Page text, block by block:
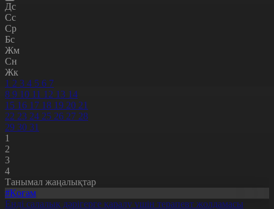
Дс
Сс
Ср
Бс
Жм
Сн
Жк
1 2 3 4 5 6 7
8 9 10 11 12 13 14
15 16 17 18 19 20 21
22 23 24 25 26 27 28
29 30 31
1
2
3
4
Танымал жаңалықтар
#Қоғам
Енді салалық дәрігерге қаралу үшін терапевт жолдамасы